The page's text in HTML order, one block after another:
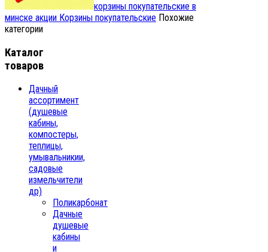
корзины покупательские в
минске акции Корзины покупательские Похожие
категории
Каталог
товаров
Дачный
ассортимент
(душевые
кабины,
компостеры,
теплицы,
умывальникии,
садовые
измельчители
др)
Поликарбонат
Дачные
душевые
кабины
и